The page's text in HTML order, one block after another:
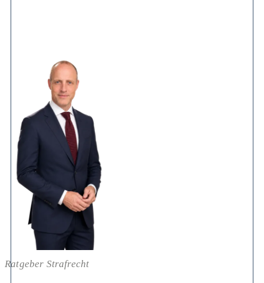
Ratgeber Strafrecht